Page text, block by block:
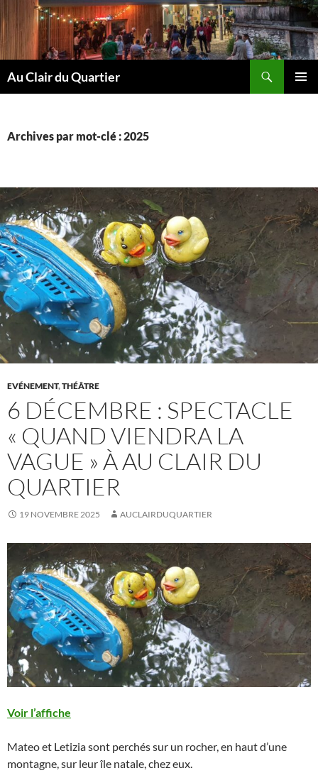
au
contenu
Au Clair du Quartier
Archives par mot-clé : 2025
EVÉNEMENT,THÉÂTRE
6 DÉCEMBRE : SPECTACLE
« QUAND VIENDRA LA
VAGUE » À AU CLAIR DU
QUARTIER
19 NOVEMBRE 2025 AUCLAIRDUQUARTIER
Voir l’affiche
Mateo et Letizia sont perchés sur un rocher, en haut d’une
montagne, sur leur île natale, chez eux.